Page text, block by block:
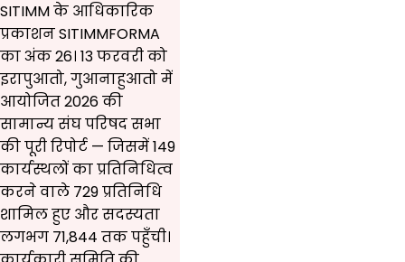
SITIMM के आधिकारिक
प्रकाशन SITIMMFORMA
का अंक 26। 13 फरवरी को
इरापुआतो, गुआनाहुआतो में
आयोजित 2026 की
सामान्य संघ परिषद सभा
की पूरी रिपोर्ट — जिसमें 149
कार्यस्थलों का प्रतिनिधित्व
करने वाले 729 प्रतिनिधि
शामिल हुए और सदस्यता
लगभग 71,844 तक पहुँची।